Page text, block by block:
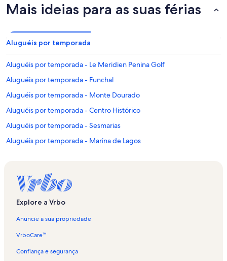
Mais ideias para as suas férias
Aluguéis por temporada
Aluguéis por temporada - Le Meridien Penina Golf
Aluguéis por temporada - Funchal
Aluguéis por temporada - Monte Dourado
Aluguéis por temporada - Centro Histórico
Aluguéis por temporada - Sesmarias
Aluguéis por temporada - Marina de Lagos
Aluguéis por temporada - Mato Serrão
Aluguéis por temporada - Palmares Golf
Aluguéis por temporada - Vale de Covo
Aluguéis por temporada - Alvor
Aluguéis por temporada - Montes de Alvor
Aluguéis por temporada - Calçadão de Alvor
Explore a Vrbo
Anuncie a sua propriedade
VrboCare™
Confiança e segurança